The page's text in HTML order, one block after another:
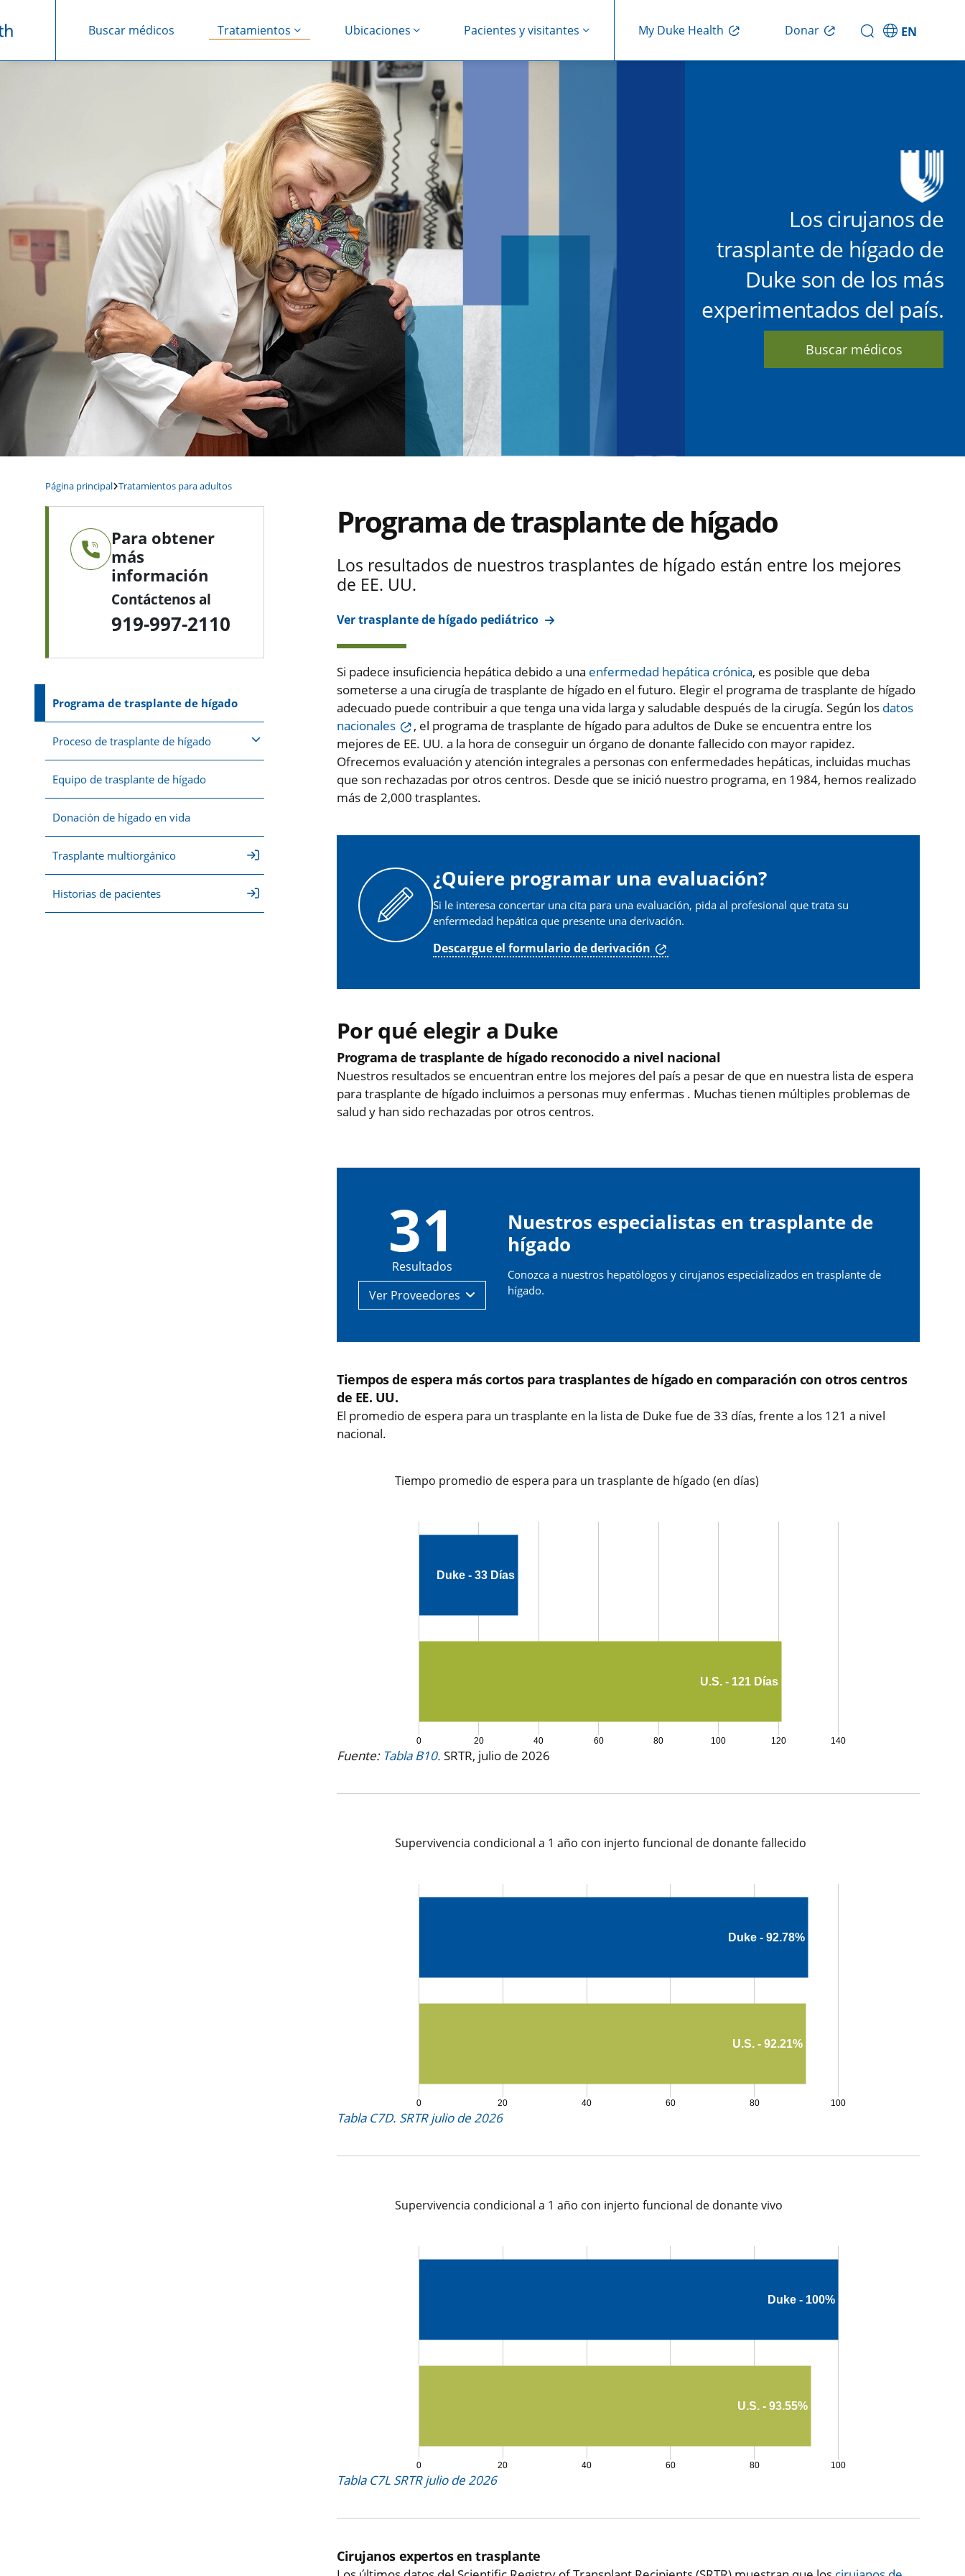
Buscar médicos Tratamientos Ubicaciones Pacientes y visitantes My Duke Health Donar EN
Los cirujanos de
trasplante de hígado de
Duke son de los más
experimentados del país.
Buscar médicos
Página principal Tratamientos para adultos
Para obtener
más
información
Contáctenos al
919-997-2110
Programa de trasplante de hígado
Proceso de trasplante de hígado
Equipo de trasplante de hígado
Donación de hígado en vida
Trasplante multiorgánico
Historias de pacientes
Programa de trasplante de hígado
Los resultados de nuestros trasplantes de hígado están entre los mejores
de EE. UU.
Ver trasplante de hígado pediátrico
Si padece insuficiencia hepática debido a una enfermedad hepática crónica, es posible que deba
someterse a una cirugía de trasplante de hígado en el futuro. Elegir el programa de trasplante de hígado
adecuado puede contribuir a que tenga una vida larga y saludable después de la cirugía. Según los datos
nacionales
, el programa de trasplante de hígado para adultos de Duke se encuentra entre los
mejores de EE. UU. a la hora de conseguir un órgano de donante fallecido con mayor rapidez.
Ofrecemos evaluación y atención integrales a personas con enfermedades hepáticas, incluidas muchas
que son rechazadas por otros centros. Desde que se inició nuestro programa, en 1984, hemos realizado
más de 2,000 trasplantes.
¿Quiere programar una evaluación?
Si le interesa concertar una cita para una evaluación, pida al profesional que trata su
enfermedad hepática que presente una derivación.
Descargue el formulario de derivación
Por qué elegir a Duke
Programa de trasplante de hígado reconocido a nivel nacional
Nuestros resultados se encuentran entre los mejores del país a pesar de que en nuestra lista de espera
para trasplante de hígado incluimos a personas muy enfermas . Muchas tienen múltiples problemas de
salud y han sido rechazadas por otros centros.
31
Resultados
Ver Proveedores
Nuestros especialistas en trasplante de
hígado
Conozca a nuestros hepatólogos y cirujanos especializados en trasplante de
hígado.
Tiempos de espera más cortos para trasplantes de hígado en comparación con otros centros
de EE. UU.
El promedio de espera para un trasplante en la lista de Duke fue de 33 días, frente a los 121 a nivel
nacional.
Tiempo promedio de espera para un trasplante de hígado (en días)
0 20 40 60 80 100 120 140
Duke - 33 Días
U.S. - 121 Días
Fuente: Tabla B10. SRTR, julio de 2026
Supervivencia condicional a 1 año con injerto funcional de donante fallecido
0 20 40 60 80 100
Duke - 92.78%
U.S. - 92.21%
Tabla C7D. SRTR julio de 2026
Supervivencia condicional a 1 año con injerto funcional de donante vivo
0 20 40 60 80 100
Duke - 100%
U.S. - 93.55%
Tabla C7L SRTR julio de 2026
Cirujanos expertos en trasplante